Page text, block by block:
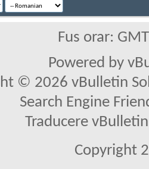
Fus orar:
Powered by
© 2026 vBulletin
Search Engine
Traducere
Copyright